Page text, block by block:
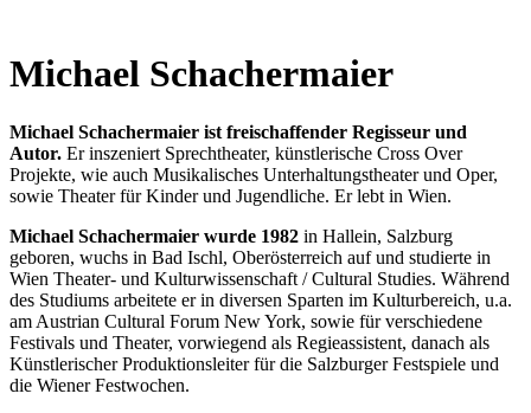
Michael Schachermaier
Michael Schachermaier ist freischaffender Regisseur und
Autor. Er inszeniert Sprechtheater, künstlerische Cross Over
Projekte, wie auch Musikalisches Unterhaltungstheater und Oper,
sowie Theater für Kinder und Jugendliche. Er lebt in Wien.
Michael Schachermaier wurde 1982 in Hallein, Salzburg
geboren, wuchs in Bad Ischl, Oberösterreich auf und studierte in
Wien Theater- und Kulturwissenschaft / Cultural Studies. Während
des Studiums arbeitete er in diversen Sparten im Kulturbereich, u.a.
am Austrian Cultural Forum New York, sowie für verschiedene
Festivals und Theater, vorwiegend als Regieassistent, danach als
Künstlerischer Produktionsleiter für die Salzburger Festspiele und
die Wiener Festwochen.